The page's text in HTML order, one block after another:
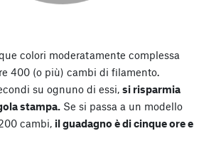
colori moderatamente complessa
400 (o più) cambi di filamento.
su ognuno di essi, si risparmia
stampa. Se si passa a un modello
cambi, il guadagno è di cinque ore e